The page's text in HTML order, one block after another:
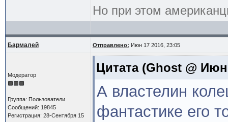
Но при этом
Бармалей Отправлено: Июн 17 2016, 23:05
Модератор
Группа: Пользователи
Сообщений: 19845
Регистрация: 28-Сентября 15
Цитата(Ghost @ Июн
А властелин
фантастике его